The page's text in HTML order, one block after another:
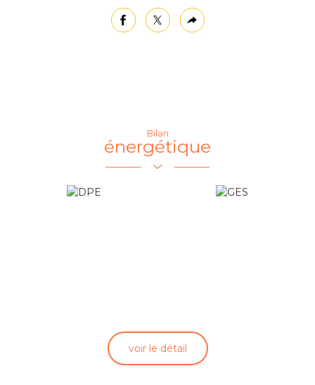
Cinéma
Ecoles
Collège
Bureau de
facebooktwitterPlus
de
Bilan
énergétique
voir le détail